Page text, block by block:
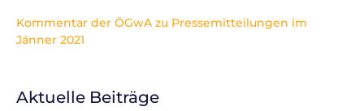
Kommentar der ÖGwA zu Pressemitteilungen im
Jänner 2021
Aktuelle Beiträge